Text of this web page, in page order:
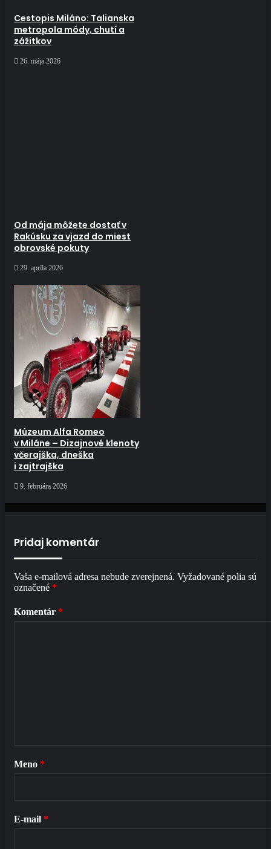
Cestopis Miláno: Talianska
metropola módy, chutí a
zážitkov
26. mája 2026
Od mája môžete dostať v
Rakúsku za vjazd do miest
obrovské pokuty
29. apríla 2026
Múzeum Alfa Romeo
v Miláne – Dizajnové klenoty
včerajška, dneška
i zajtrajška
9. februára 2026
Pridaj komentár
Vaša e-mailová adresa nebude zverejnená. Vyžadované polia sú
označené *
Komentár *
Meno *
E-mail *